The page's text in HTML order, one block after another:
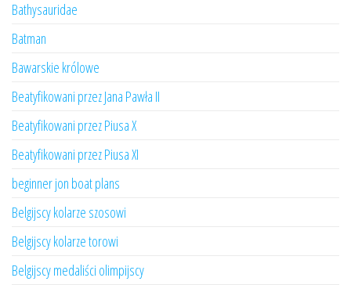
Bathysauridae
Batman
Bawarskie królowe
Beatyfikowani przez Jana Pawła II
Beatyfikowani przez Piusa X
Beatyfikowani przez Piusa XI
beginner jon boat plans
Belgijscy kolarze szosowi
Belgijscy kolarze torowi
Belgijscy medaliści olimpijscy